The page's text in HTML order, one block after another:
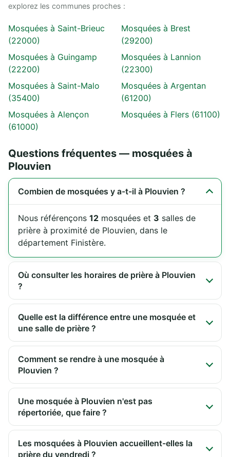
explorez les communes proches :
Mosquées à Saint-Brieuc
(22000)
Mosquées à Guingamp
(22200)
Mosquées à Saint-Malo
(35400)
Mosquées à Alençon
(61000)
Mosquées à Brest
(29200)
Mosquées à Lannion
(22300)
Mosquées à Argentan
(61200)
Mosquées à Flers (61100)
Questions fréquentes — mosquées à
Plouvien
Combien de mosquées y a-t-il à Plouvien ?
Nous référençons 12 mosquées et 3 salles de
prière à proximité de Plouvien, dans le
département Finistère.
Où consulter les horaires de prière à Plouvien
?
Quelle est la différence entre une mosquée et
une salle de prière ?
Comment se rendre à une mosquée à
Plouvien ?
Une mosquée à Plouvien n'est pas
répertoriée, que faire ?
Les mosquées à Plouvien accueillent-elles la
prière du vendredi ?